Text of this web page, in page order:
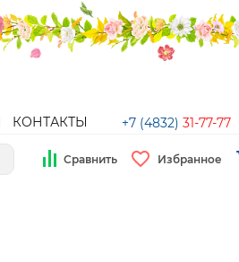
КОНТАКТЫ +7 (4832) 31-77-77
Сравнить Избранное